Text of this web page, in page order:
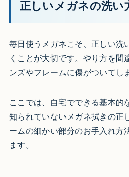
正しいメガネの洗い
毎日使うメガネこそ、正しい洗
くことが大切です。やり方を間
ンズやフレームに傷がついてし
ここでは、自宅でできる基本的
知られていないメガネ拭きの正
ームの細かい部分のお手入れ方
ます。